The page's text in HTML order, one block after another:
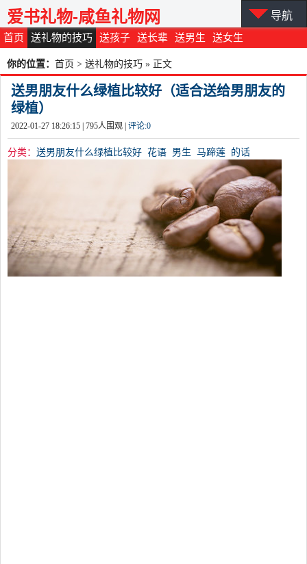
首页 送礼物的技巧 送孩子 送长辈 送男生 送女生
爱书礼物-咸鱼礼物网 导航
你的位置： 首页 > 送礼物的技巧 » 正文
送男朋友什么绿植比较好（适合送给男朋友的
绿植）
2022-01-27 18:26:15 | 795人围观 | 评论:0
分类： 送男朋友什么绿植比较好 花语 男生 马蹄莲 的话